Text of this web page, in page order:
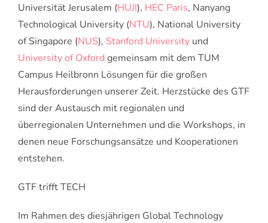
Universität Jerusalem (HUJI), HEC Paris, Nanyang
Technological University (NTU), National University
of Singapore (NUS), Stanford University und
University of Oxford gemeinsam mit dem TUM
Campus Heilbronn Lösungen für die großen
Herausforderungen unserer Zeit. Herzstücke des GTF
sind der Austausch mit regionalen und
überregionalen Unternehmen und die Workshops, in
denen neue Forschungsansätze und Kooperationen
entstehen.
GTF trifft TECH
Im Rahmen des diesjährigen Global Technology